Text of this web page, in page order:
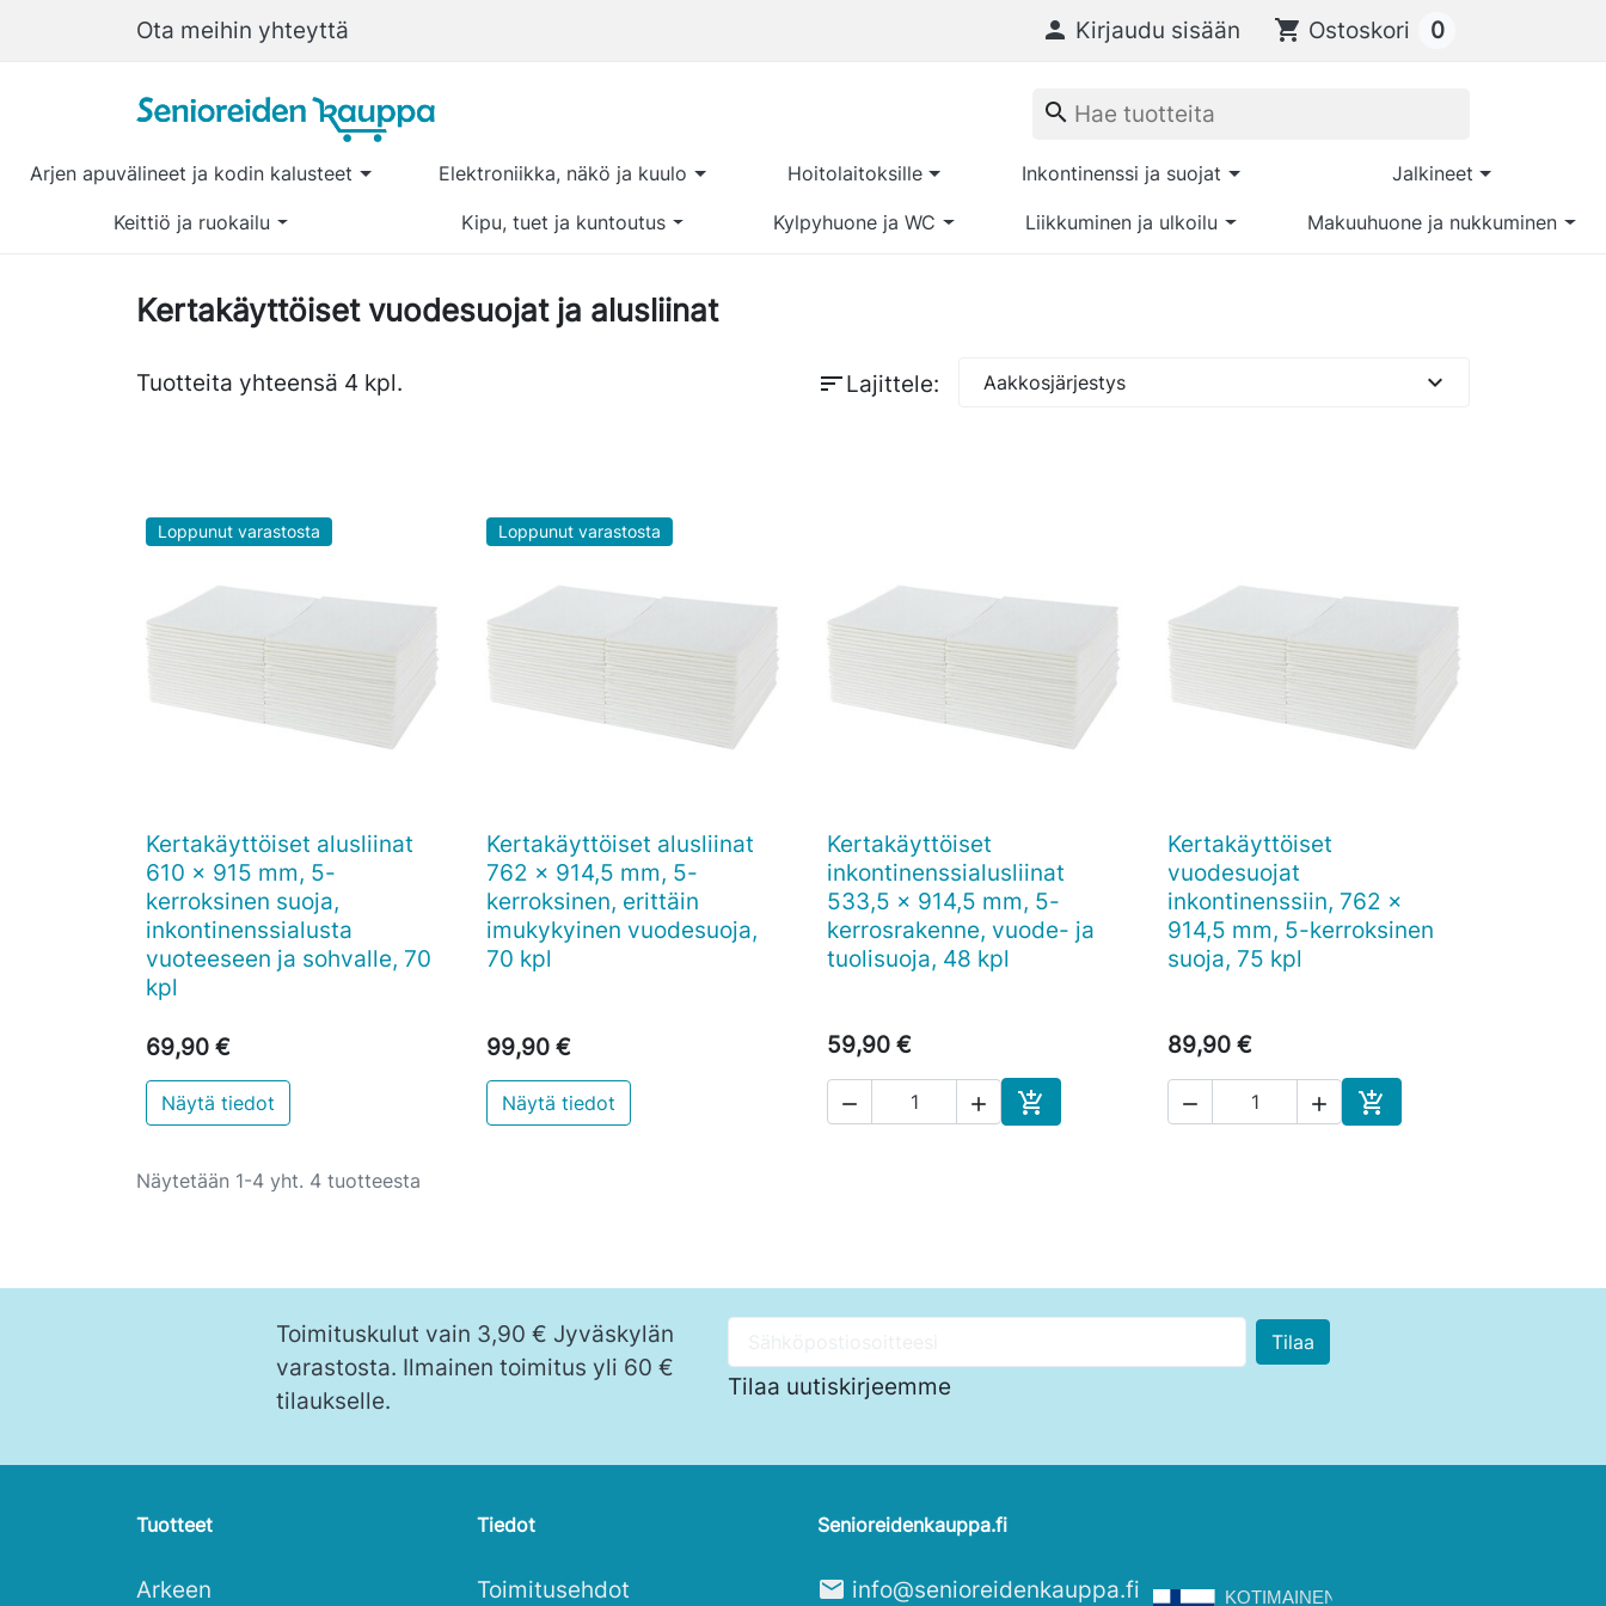
Ota meihin yhteyttä  Kirjaudu sisään shopping_cart Ostoskori 0
Arjen apuvälineet ja kodin kalusteet Elektroniikka, näkö ja kuulo Hoitolaitoksille Inkontinenssi ja suojat Jalkineet
Keittiö ja ruokailu Kipu, tuet ja kuntoutus Kylpyhuone ja WC Liikkuminen ja ulkoilu Makuuhuone ja nukkuminen
search
Kertakäyttöiset vuodesuojat ja alusliinat
Tuotteita yhteensä 4 kpl. sortLajittele: Aakkosjärjestys expand_more
Loppunut varastosta
 Pikakatselu
Kertakäyttöiset alusliinat
610 x 915 mm, 5-
kerroksinen suoja,
inkontinenssialusta
vuoteeseen ja sohvalle, 70
kpl
69,90 €
Näytä tiedot
Loppunut varastosta
 Pikakatselu
Kertakäyttöiset alusliinat
762 x 914,5 mm, 5-
kerroksinen, erittäin
imukykyinen vuodesuoja,
70 kpl
99,90 €
Näytä tiedot
 Pikakatselu
Kertakäyttöiset
inkontinenssialusliinat
533,5 x 914,5 mm, 5-
kerrosrakenne, vuode- ja
tuolisuoja, 48 kpl
59,90 €
  
Ostoskoriin
 Pikakatselu
Kertakäyttöiset
vuodesuojat
inkontinenssiin, 762 x
914,5 mm, 5-kerroksinen
suoja, 75 kpl
89,90 €
  
Ostoskoriin
Näytetään 1-4 yht. 4 tuotteesta
Toimituskulut vain 3,90 € Jyväskylän
varastosta. Ilmainen toimitus yli 60 €
tilaukselle.
Tilaa uutiskirjeemme
Tuotteet
Arkeen
Tiedot
Toimitusehdot
Senioreidenkauppa.fi
mail info@senioreidenkauppa.fi